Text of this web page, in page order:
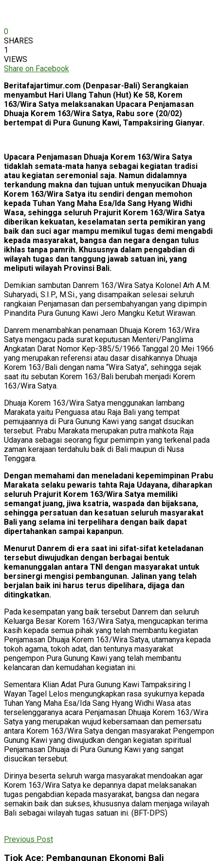
0
SHARES
1
VIEWS
Share on Facebook
Beritafajartimur.com (Denpasar-Bali) Serangkaian
menyambut Hari Ulang Tahun (Hut) Ke 58, Korem
163/Wira Satya melaksanakan Upacara Penjamasan
Dhuaja Korem 163/Wira Satya, Rabu sore (20/02)
bertempat di Pura Gunung Kawi, Tampaksiring Gianyar.
Upacara Penjamasan Dhuaja Korem 163/Wira Satya
tidaklah semata-mata hanya sebagai kegiatan tradisi
atau kegiatan seremonial saja. Namun didalamnya
terkandung makna dan tujuan untuk menyucikan Dhuaja
Korem 163/Wira Satya itu sendiri dengan memohon
kepada Tuhan Yang Maha Esa/Ida Sang Hyang Widhi
Wasa, sehingga seluruh Prajurit Korem 163/Wira Satya
diberikan kekuatan, keselamatan serta pemikiran yang
baik dan suci agar mampu memikul tugas demi mengabdi
kepada masyarakat, bangsa dan negara dengan tulus
ikhlas tanpa pamrih. Khususnya dalam pengabdian di
wilayah tugas dan tanggung jawab satuan ini, yang
meliputi wilayah Provinsi Bali.
Demikian sambutan Danrem 163/Wira Satya Kolonel Arh A.M.
Suharyadi, S.I.P., M.Si., yang disampaikan selesai seluruh
rangkaian Penjamasan dan persembahyangan yang dipimpin
Pinandita Pura Gunung Kawi Jero Mangku Ketut Wirawan.
Danrem menambahkan penamaan Dhuaja Korem 163/Wira
Satya mengacu pada surat keputusan Menteri/Panglima
Angkatan Darat Nomor Kep-385/5/1966 Tanggal 20 Mei 1966
yang merupakan referensi atau dasar disahkannya Dhuaja
Korem 163/Bali dengan nama “Wira Satya”, sehingga sejak
saat itu sebutan Korem 163/Bali berubah menjadi Korem
163/Wira Satya.
Dhuaja Korem 163/Wira Satya menggunakan lambang
Marakata yaitu Penguasa atau Raja Bali yang tempat
pemujaannya di Pura Gunung Kawi yang sangat dsucikan
tersebut. Prabu Marakata merupakan putra mahkota Raja
Udayana sebagai seorang figur pemimpin yang terkenal pada
zaman kerajaan terdahulu baik di Bali maupun di Nusa
Tenggara.
Dengan memahami dan meneladani kepemimpinan Prabu
Marakata selaku pewaris tahta Raja Udayana, diharapkan
seluruh Prajurit Korem 163/Wira Satya memiliki
semangat juang, jiwa ksatria, waspada dan bijaksana,
sehingga persatuan dan kesatuan seluruh masyarakat
Bali yang selama ini terpelihara dengan baik dapat
dipertahankan sampai kapanpun.
Menurut Danrem di era saat ini sifat-sifat keteladanan
tersebut diwujudkan dengan berbagai bentuk
kemanunggalan antara TNI dengan masyarakat untuk
bersinergi mengisi pembangunan. Jalinan yang telah
berjalan baik ini harus terus dipelihara, dijaga dan
ditingkatkan.
Pada kesempatan yang baik tersebut Danrem dan seluruh
Keluarga Besar Korem 163/Wira Satya, mengucapkan terima
kasih kepada semua pihak yang telah membantu kegiatan
Penjamasan Dhuaja Korem 163/Wira Satya, utamanya kepada
tokoh agama, tokoh adat, dan tentunya masyarakat
pengempon Pura Gunung Kawi yang telah membantu
kelancaran dan kemudahan kegiatan ini.
Sementara Klian Adat Pura Gunung Kawi Tampaksiring I
Wayan Tagel Lelos mengungkapkan rasa syukurnya kepada
Tuhan Yang Maha Esa/Ida Sang Hyang Widhi Wasa atas
terselenggaranya acara Penjamasan Dhuaja Korem 163/Wira
Satya yang merupakan wujud kebersamaan dan pemersatu
antara Korem 163/Wira Satya dengan masyarakat Pengempon
Gunung Kawi yang diwujudkan dengan kegiatan spiritual
Penjamasan Dhuaja di Pura Gunung Kawi yang sangat
disucikan tersebut.
Dirinya beserta seluruh warga masyarakat mendoakan agar
Korem 163/Wira Satya ke depannya dapat melaksanakan
tugas pengabdian kepada masyarakat, bangsa dan negara
semakin baik dan sukses, khususnya dalam menjaga wilayah
Bali sebagai wilayah tugas satuan ini. (BFT-DPS)
Previous Post
Tjok Ace: Pembangunan Ekonomi Bali